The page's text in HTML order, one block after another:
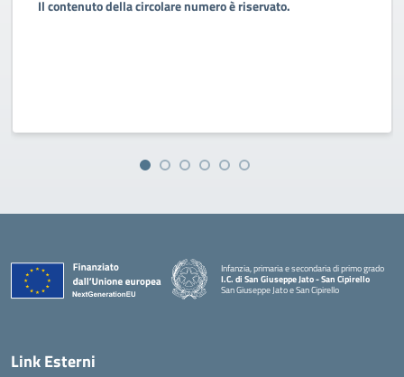
Il contenuto della circolare numero è riservato.
Infanzia, primaria e secondaria di primo grado
I.C. di San Giuseppe Jato - San Cipirello
San Giuseppe Jato e San Cipirello
Link Esterni